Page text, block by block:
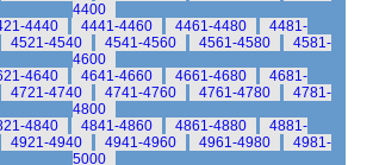
4400
4440 4441-4460 4461-4480
4481-
4521-4540 4541-4560 4561-4580
4581-
4600
4640 4641-4660 4661-4680
4681-
4721-4740 4741-4760 4761-4780
4781-
4800
4840 4841-4860 4861-4880
4881-
4921-4940 4941-4960 4961-4980
4981-
5000